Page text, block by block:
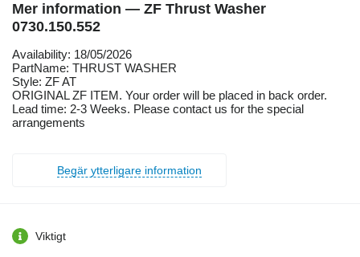
Mer information — ZF Thrust Washer
0730.150.552
Availability: 18/05/2026
PartName: THRUST WASHER
Style: ZF AT
ORIGINAL ZF ITEM. Your order will be placed in back order.
Lead time: 2-3 Weeks. Please contact us for the special
arrangements
Begär ytterligare information
Viktigt